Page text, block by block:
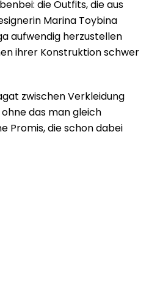
die Outfits, die aus
Marina Toybina
aufwendig herzustellen
ihrer Konstruktion schwer
zwischen Verkleidung
das man gleich
Promis, die schon dabei